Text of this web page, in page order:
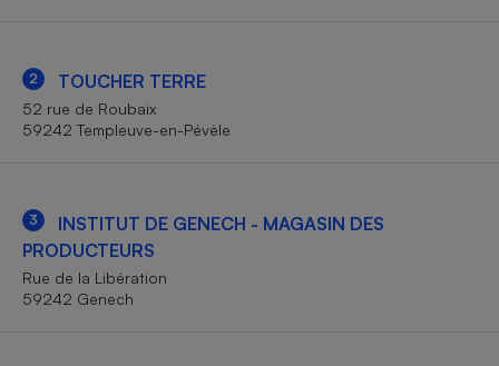
2 TOUCHER TERRE
52 rue de Roubaix
59242 Templeuve-en-Pévèle
3
INSTITUT DE GENECH - MAGASIN DES
PRODUCTEURS
Rue de la Libération
59242 Genech
Plaque de cuisson à